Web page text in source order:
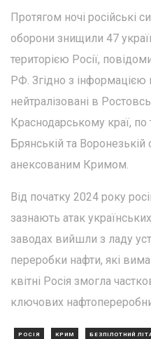
Протягом ночі російські
оборони знищили 47
територією Росії,
РФ. Згідно з інформацією
нейтралізовані в
Краснодарському краї, по
Брянській та Воронезькій
анексованим Кримом.
Від початку 2024 року
зазнають атак
заводах вийшли з ладу
переробки нафти, які
квітні Росія змогла
ключових
РОСІЯ КРИМ БЕЗПІЛОТНИЙ